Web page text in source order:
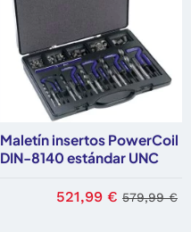
Maletín insertos PowerCoil
DIN-8140 estándar UNC
521,99 € 579,99 €